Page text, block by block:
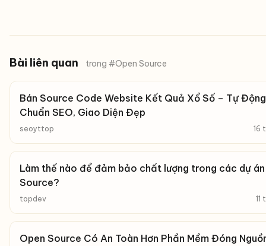
Bài liên quan trong #Open Source
Bán Source Code Website Kết Quả Xổ Số – Tự
Chuẩn SEO, Giao Diện Đẹp
seoyttop 16
Làm thế nào để đảm bảo chất lượng trong các dự
Source?
topdev 11
Open Source Có An Toàn Hơn Phần Mềm Đóng